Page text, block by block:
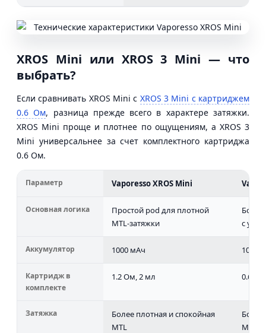
XROS Mini или XROS 3 Mini — что
выбрать?
Если сравнивать XROS Mini с XROS 3 Mini с картриджем
0.6 Ом, разница прежде всего в характере затяжки.
XROS Mini проще и плотнее по ощущениям, а XROS 3
Mini универсальнее за счет комплектного картриджа
0.6 Ом.
Параметр Vaporesso XROS Mini
Основная логика
Простой pod для плотной
MTL-затяжки
с
Аккумулятор 1000 мАч 1000
Картридж в
комплекте
1.2 Ом, 2 мл 0.6
Затяжка
Более плотная и спокойная
MTL
MTL/